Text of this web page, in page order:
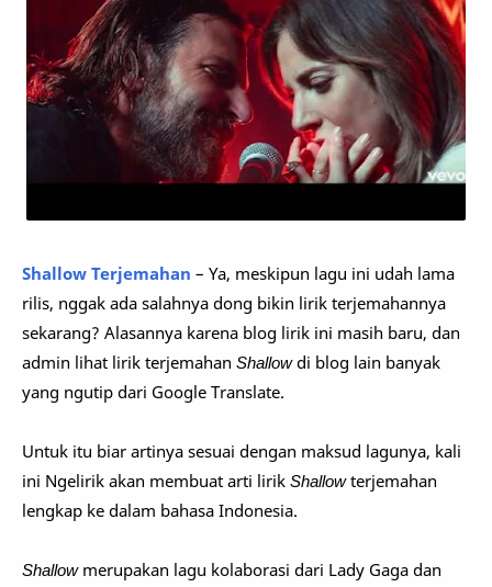
Shallow Terjemahan – Ya, meskipun lagu ini udah lama
rilis, nggak ada salahnya dong bikin lirik terjemahannya
sekarang? Alasannya karena blog lirik ini masih baru, dan
admin lihat lirik terjemahan Shallowdi blog lain banyak
yang ngutip dari Google Translate.
Untuk itu biar artinya sesuai dengan maksud lagunya, kali
ini Ngelirik akan membuat arti lirik Shallowterjemahan
lengkap ke dalam bahasa Indonesia.
Shallow merupakan lagu kolaborasi dari Lady Gaga dan